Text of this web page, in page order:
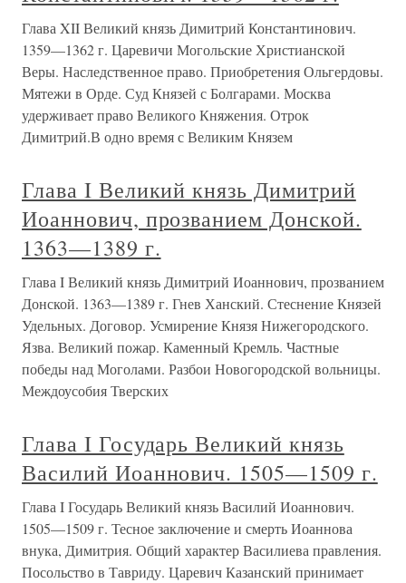
Глава XII Великий князь Димитрий Константинович.
1359—1362 г. Царевичи Могольские Христианской
Веры. Наследственное право. Приобретения Ольгердовы.
Мятежи в Орде. Суд Князей с Болгарами. Москва
удерживает право Великого Княжения. Отрок
Димитрий.В одно время с Великим Князем
Глава I Великий князь Димитрий
Иоаннович, прозванием Донской.
1363—1389 г.
Глава I Великий князь Димитрий Иоаннович, прозванием
Донской. 1363—1389 г. Гнев Ханский. Стеснение Князей
Удельных. Договор. Усмирение Князя Нижегородского.
Язва. Великий пожар. Каменный Кремль. Частные
победы над Моголами. Разбои Новогородской вольницы.
Междоусобия Тверских
Глава I Государь Великий князь
Василий Иоаннович. 1505—1509 г.
Глава I Государь Великий князь Василий Иоаннович.
1505—1509 г. Тесное заключение и смерть Иоаннова
внука, Димитрия. Общий характер Василиева правления.
Посольство в Тавриду. Царевич Казанский принимает